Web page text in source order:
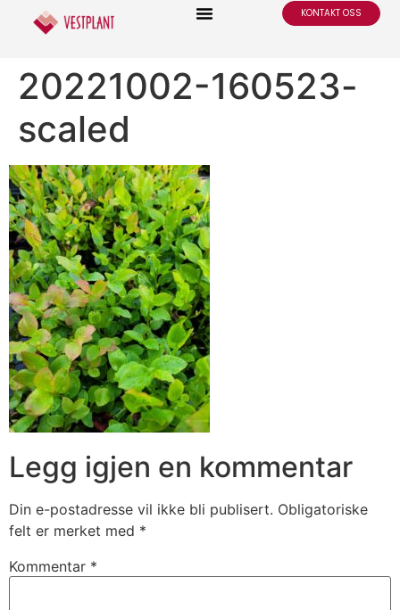
KONTAKT OSS
20221002-160523-
scaled
Legg igjen en kommentar
Din e-postadresse vil ikke bli publisert. Obligatoriske
felt er merket med *
Kommentar *